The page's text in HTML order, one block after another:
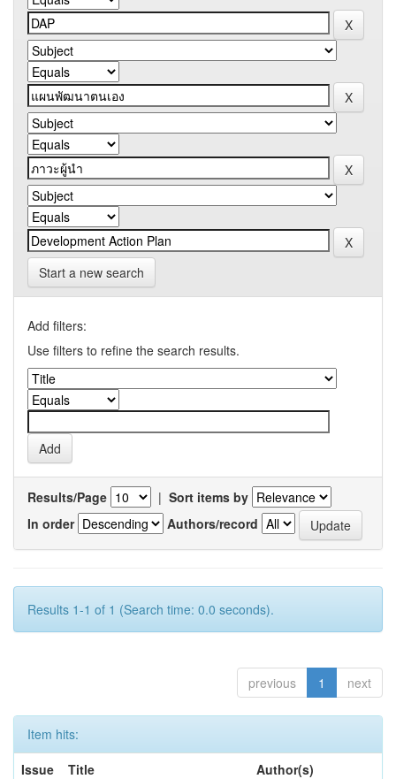
Start a new search
Add filters:
Use filters to refine the search results.
Results/Page | Sort items by
In order
Authors/record
Results 1-1 of 1 (Search time: 0.0 seconds).
previous 1 next
Item hits:
Issue
Title Author(s)